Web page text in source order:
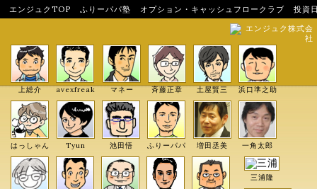
エンジュクTOP ふりーパパ塾 オプション・キャッシュフロークラブ
投資
エンジュク株式会
社
上総介 avexfreak マネー 斉藤正章 土屋賢三 浜口準之助
はっしゃん Tyun 池田悟 ふりーパパ 増田丞美 一角太郎
三浦隆